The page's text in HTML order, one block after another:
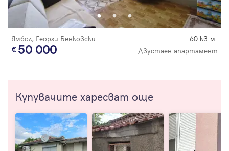
Ямбол, Георги Бенковски 60 кв.м.
50 000 Двустаен апартамент
Купувачите харесват още